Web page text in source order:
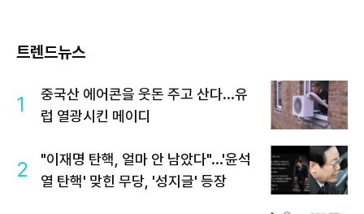
트렌드뉴스
1
중국산 에어콘을 웃돈 주고 산다...유
럽 열광시킨 메이디
2
"이재명 탄핵, 얼마 안 남았다"...'윤석
열 탄핵' 맞힌 무당, '성지글' 등장